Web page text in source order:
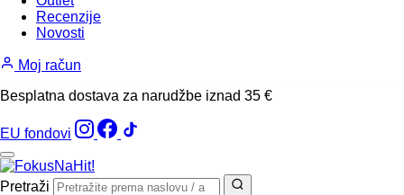
Recenzije
Novosti
Moj račun
Besplatna dostava za narudžbe iznad 35 €
EU fondovi
Pretraži